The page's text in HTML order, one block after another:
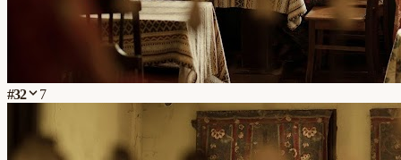
#32 7